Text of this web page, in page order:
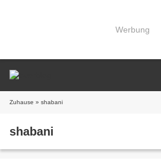
Werbung
Zuhause » shabani
shabani